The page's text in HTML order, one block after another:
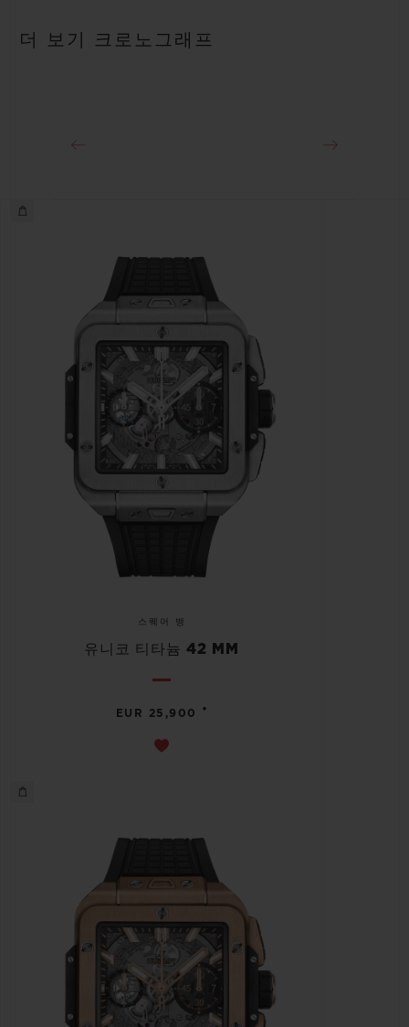
더 보기 크로노그래프
스퀘어 뱅
유니코 티타늄 42 MM
EUR 25,900 •